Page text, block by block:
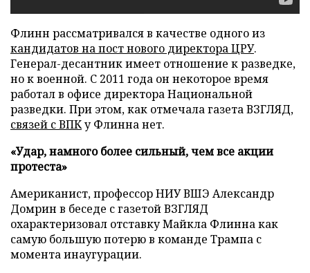
Флинн рассматривался в качестве одного из
кандидатов на пост нового директора ЦРУ.
Генерал-десантник имеет отношение к разведке,
но к военной. С 2011 года он некоторое время
работал в офисе директора Национальной
разведки. При этом, как отмечала газета ВЗГЛЯД,
связей с ВПКу Флинна нет.
«Удар, намного более сильный, чем все акции
протеста»
Американист, профессор НИУ ВШЭ Александр
Домрин в беседе с газетой ВЗГЛЯД
охарактеризовал отставку Майкла Флинна как
самую большую потерю в команде Трампа с
момента инаугурации.